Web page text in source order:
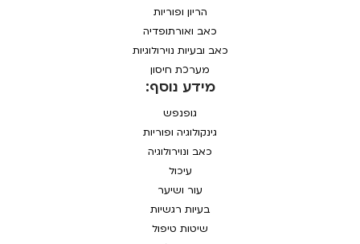
הריון ופוריות
כאב ואורתופדיה
כאב ובעיות נוירולוגיות
מערכת חיסון
מידע נוסף:
גופנפש
גינקולוגיה ופוריות
כאב ונוירולוגיה
עיכול
עור ושיער
בעיות רגשיות
שיטות טיפול